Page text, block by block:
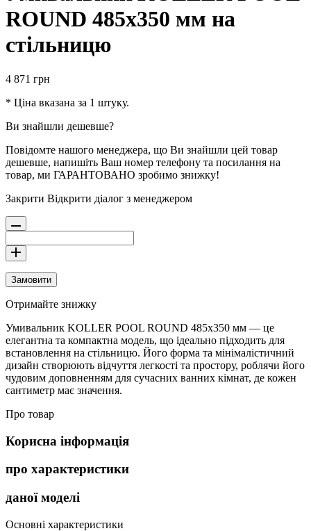
ROUND 485х350 мм на
стільницю
4 871 грн
* Ціна вказана за 1 штуку.
Ви знайшли дешевше?
Повідомте нашого менеджера, що Ви знайшли цей товар
дешевше, напишіть Ваш номер телефону та посилання на
товар, ми ГАРАНТОВАНО зробимо знижку!
Закрити Відкрити діалог з менеджером
Замовити
Отримайте знижку
Умивальник KOLLER POOL ROUND 485х350 мм — це
елегантна та компактна модель, що ідеально підходить для
встановлення на стільницю. Його форма та мінімалістичний
дизайн створюють відчуття легкості та простору, роблячи його
чудовим доповненням для сучасних ванних кімнат, де кожен
сантиметр має значення.
Про товар
Корисна інформація
про характеристики
даної моделі
Основні характеристики